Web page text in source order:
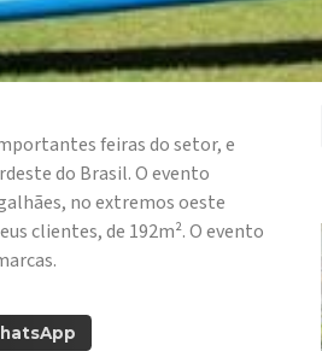
feiras do setor, e
do Brasil. O evento
no extremos oeste
clientes, de 192m². O evento